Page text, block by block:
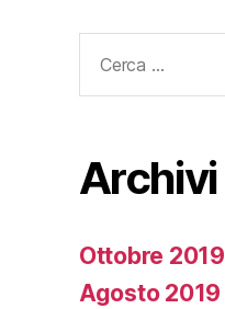
Archivi
Ottobre 2019
Agosto 2019